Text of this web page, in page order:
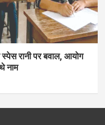
रानी पर बवाल, आयोग
नाम